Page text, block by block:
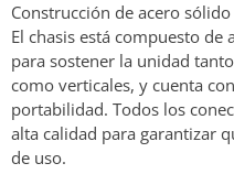
Construcción de acero sólido
El chasis está compuesto
para sostener la unidad
como verticales, y cuenta
portabilidad. Todos los
alta calidad para garantizar
de uso.